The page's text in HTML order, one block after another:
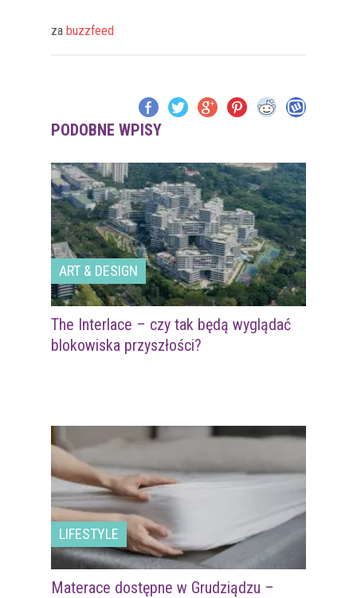
za buzzfeed
PODOBNE WPISY
ART & DESIGN
The Interlace – czy tak będą wyglądać
blokowiska przyszłości?
LIFESTYLE
Materace dostępne w Grudziądzu –